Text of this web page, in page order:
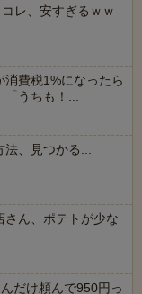
レ、安すぎるｗｗ
費税1%になったら
うちも！...
、見つかる...
さん、ポテトが少な
だけ頼んで950円っ